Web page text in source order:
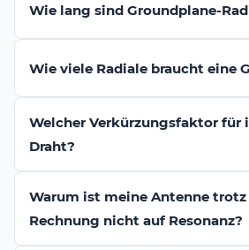
Wie lang sind Groundplane-
Wie viele Radiale braucht eine
Welcher Verkürzungsfaktor für
Draht?
Warum ist meine Antenne
Rechnung nicht auf Resonanz?